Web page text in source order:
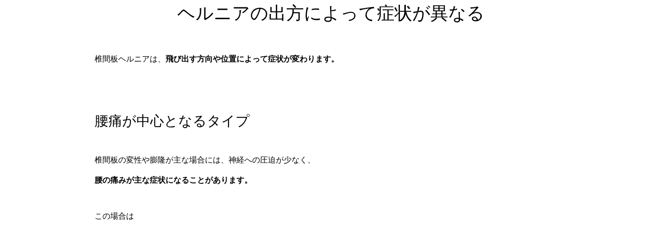
ヘルニアの出方によって症状が異なる
椎間板ヘルニアは、 飛び出す方向や位置によって症状が変わります。
腰痛が中心となるタイプ
椎間板の変性や膨隆が主な場合には、神経への圧迫が少なく、
腰の痛みが主な症状になることがあります。
この場合は